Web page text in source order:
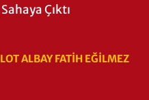
Çıktı
ALBAY FATIH EĞİLMEZ